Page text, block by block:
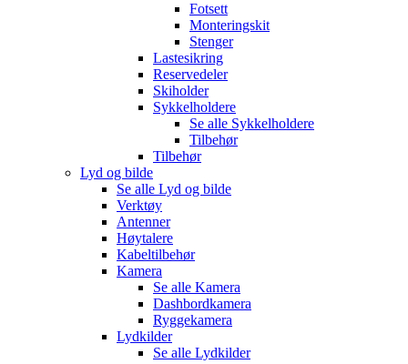
Fotsett
Monteringskit
Stenger
Lastesikring
Reservedeler
Skiholder
Sykkelholdere
Se alle Sykkelholdere
Tilbehør
Tilbehør
Lyd og bilde
Se alle Lyd og bilde
Verktøy
Antenner
Høytalere
Kabeltilbehør
Kamera
Se alle Kamera
Dashbordkamera
Ryggekamera
Lydkilder
Se alle Lydkilder